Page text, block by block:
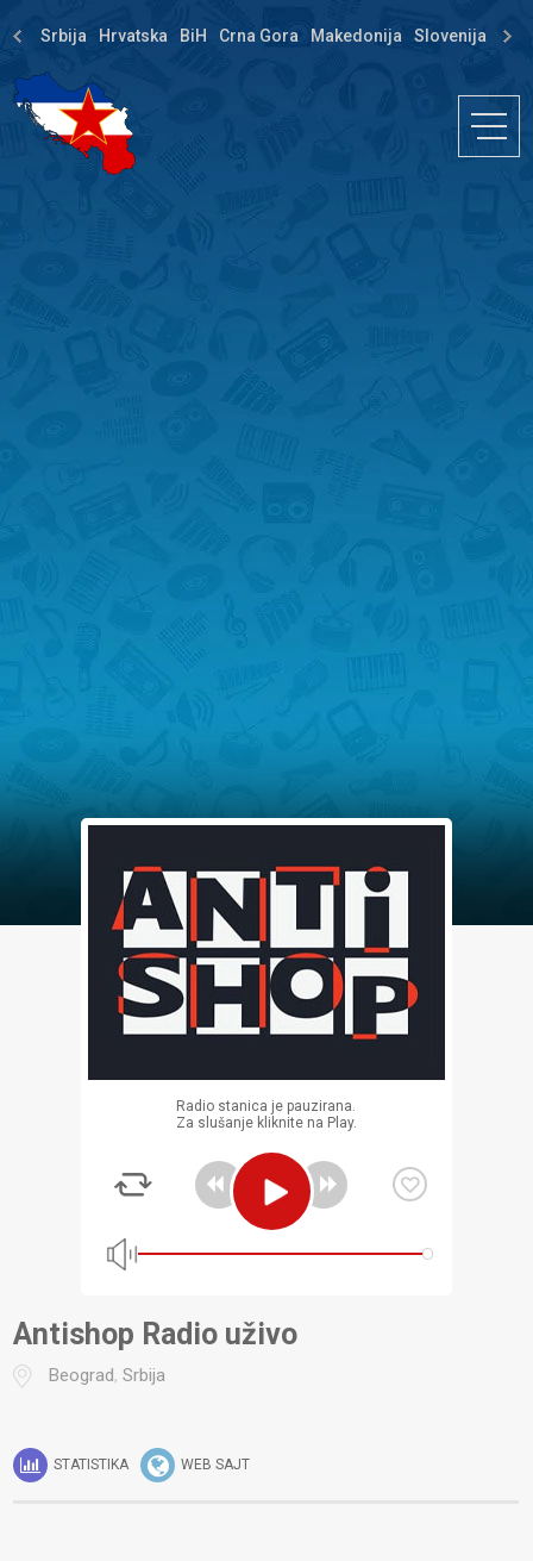
Srbija Hrvatska BiH Crna Gora Makedonija Slovenija
Radio stanica je pauzirana.
Za slušanje kliknite na Play.
Antishop Radio uživo
Beograd,Srbija
STATISTIKA WEB SAJT